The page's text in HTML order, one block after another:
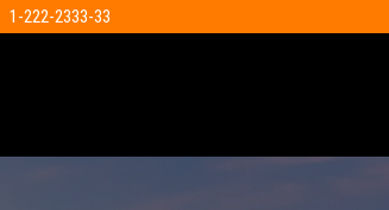
1-222-2333-33